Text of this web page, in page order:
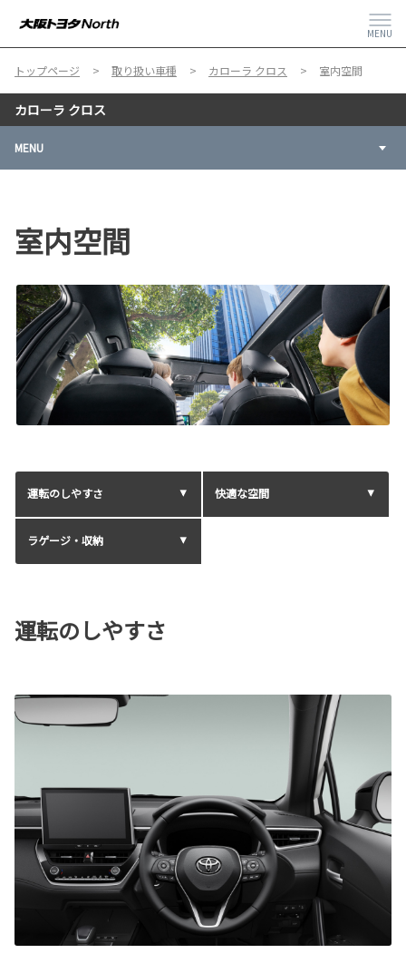
MENU
トップページ 取り扱い車種 カローラ クロス 室内空間
カローラ クロス
MENU
室内空間
運転のしやすさ 快適な空間
ラゲージ・収納
運転のしやすさ